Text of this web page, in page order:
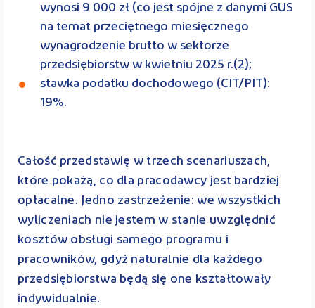
wynosi 9 000 zł (co jest spójne z danymi GUS
na temat przeciętnego miesięcznego
wynagrodzenie brutto w sektorze
przedsiębiorstw w kwietniu 2025 r.(2);
stawka podatku dochodowego (CIT/PIT):
19%.
Całość przedstawię w trzech scenariuszach,
które pokażą, co dla pracodawcy jest bardziej
opłacalne. Jedno zastrzeżenie: we wszystkich
wyliczeniach nie jestem w stanie uwzględnić
kosztów obsługi samego programu i
pracowników, gdyż naturalnie dla każdego
przedsiębiorstwa będą się one kształtowały
indywidualnie.